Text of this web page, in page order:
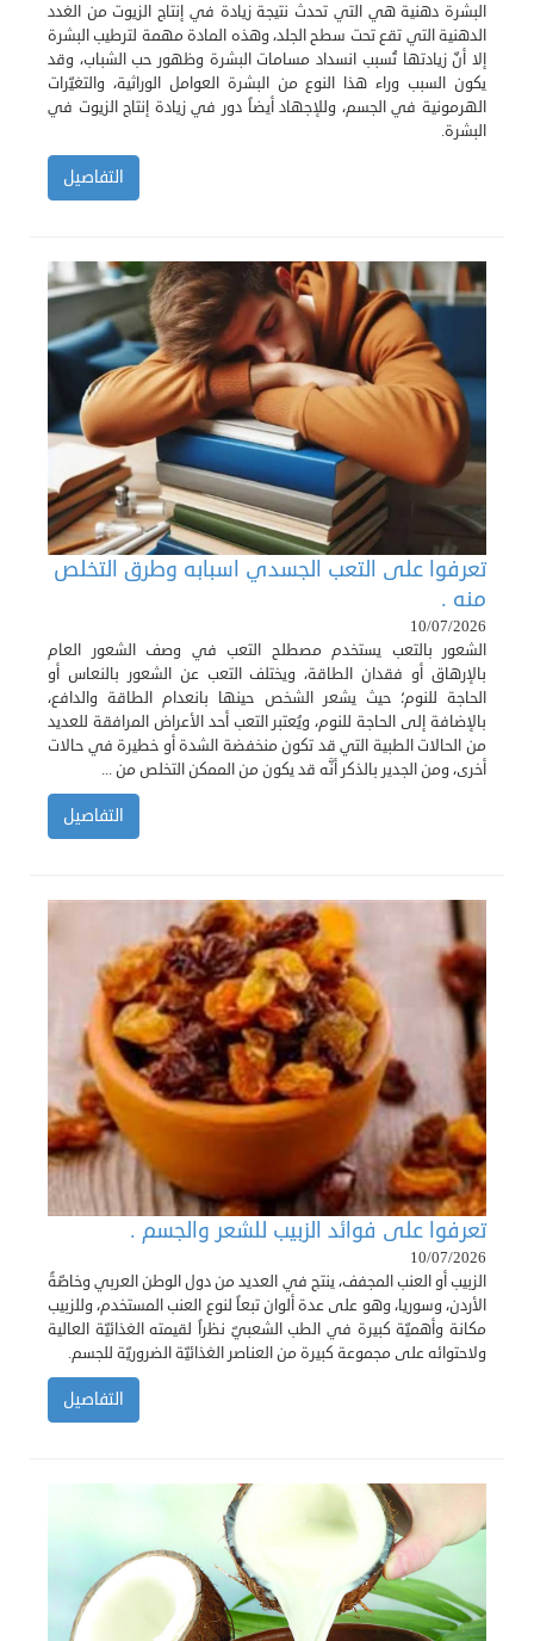
البشرة دهنية هي التي تحدث نتيجة زيادة في إنتاج الزيوت من الغدد
الدهنية التي تقع تحت سطح الجلد، وهذه المادة مهمة لترطيب البشرة
إلا أنّ زيادتها تُسبب انسداد مسامات البشرة وظهور حب الشباب، وقد
يكون السبب وراء هذا النوع من البشرة العوامل الوراثية، والتغيّرات
الهرمونية في الجسم، وللإجهاد أيضاً دور في زيادة إنتاج الزيوت في
البشرة.
التفاصيل
تعرفوا على التعب الجسدي اسبابه وطرق التخلص
منه .
10/07/2026
الشعور بالتعب يستخدم مصطلح التعب في وصف الشعور العام
بالإرهاق أو فقدان الطاقة، ويختلف التعب عن الشعور بالنعاس أو
الحاجة للنوم؛ حيث يشعر الشخص حينها بانعدام الطاقة والدافع،
بالإضافة إلى الحاجة للنوم، ويُعتبر التعب أحد الأعراض المرافقة للعديد
من الحالات الطبية التي قد تكون منخفضة الشدة أو خطيرة في حالات
أخرى، ومن الجدير بالذكر أنَّه قد يكون من الممكن التخلص من ...
التفاصيل
تعرفوا على فوائد الزبيب للشعر والجسم .
10/07/2026
الزبيب أو العنب المجفف، ينتج في العديد من دول الوطن العربي وخاصّةً
الأردن، وسوريا، وهو على عدة ألوان تبعاً لنوع العنب المستخدم، وللزبيب
مكانة وأهميّة كبيرة في الطب الشعبيّ نظراً لقيمته الغذائيّة العالية
ولاحتوائه على مجموعة كبيرة من العناصر الغذائيّة الضروريّة للجسم.
التفاصيل